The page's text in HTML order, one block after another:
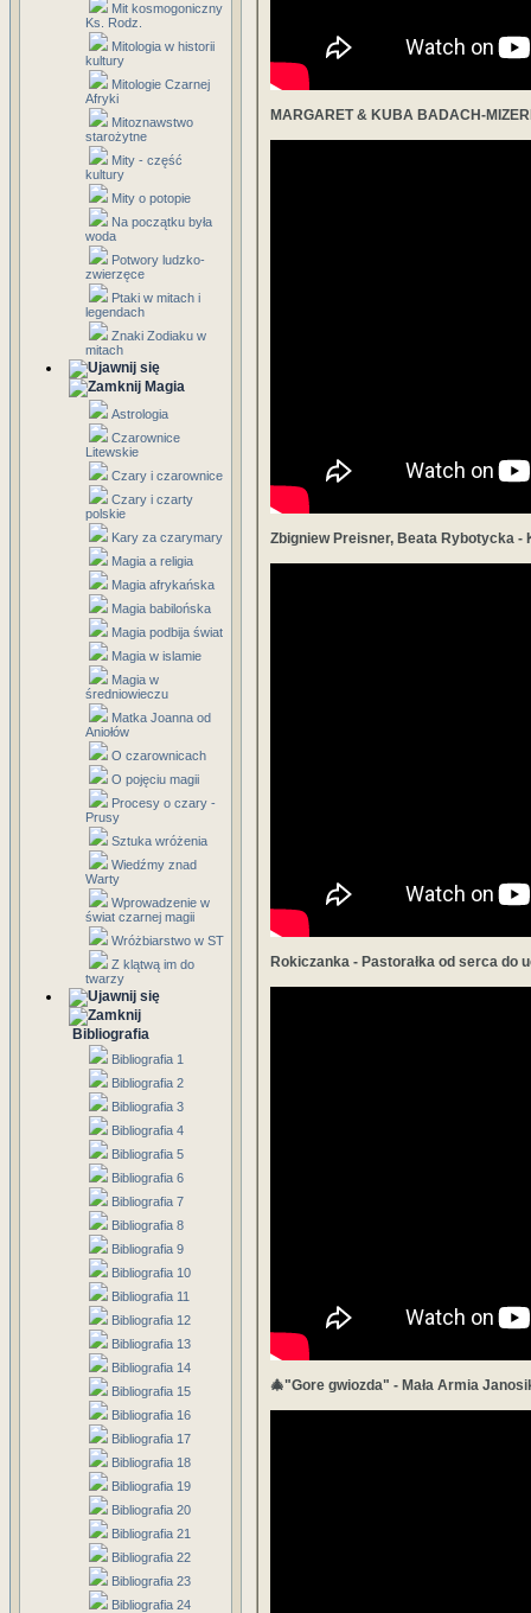
Mit kosmogoniczny
Ks. Rodz.
Mitologia w historii
kultury
Mitologie Czarnej
Afryki
Mitoznawstwo
starożytne
Mity - część
kultury
Mity o potopie
Na początku była
woda
Potwory ludzko-
zwierzęce
Ptaki w mitach i
legendach
Znaki Zodiaku w
mitach
Magia
Astrologia
Czarownice
Litewskie
Czary i czarownice
Czary i czarty
polskie
Kary za czarymary
Magia a religia
Magia afrykańska
Magia babilońska
Magia podbija świat
Magia w islamie
Magia w
średniowieczu
Matka Joanna od
Aniołów
O czarownicach
O pojęciu magii
Procesy o czary -
Prusy
Sztuka wróżenia
Wiedźmy znad
Warty
Wprowadzenie w
świat czarnej magii
Wróżbiarstwo w ST
Z klątwą im do
twarzy
Bibliografia
Bibliografia 1
Bibliografia 2
Bibliografia 3
Bibliografia 4
Bibliografia 5
Bibliografia 6
Bibliografia 7
Bibliografia 8
Bibliografia 9
Bibliografia 10
Bibliografia 11
Bibliografia 12
Bibliografia 13
Bibliografia 14
Bibliografia 15
Bibliografia 16
Bibliografia 17
Bibliografia 18
Bibliografia 19
Bibliografia 20
Bibliografia 21
Bibliografia 22
Bibliografia 23
Bibliografia 24
MARGARET & KUBA BADACH-
Zbigniew Preisner, Beata Rybotycka -
Rokiczanka - Pastorałka od serca do
🎄"Gore gwiozda" - Mała Armia